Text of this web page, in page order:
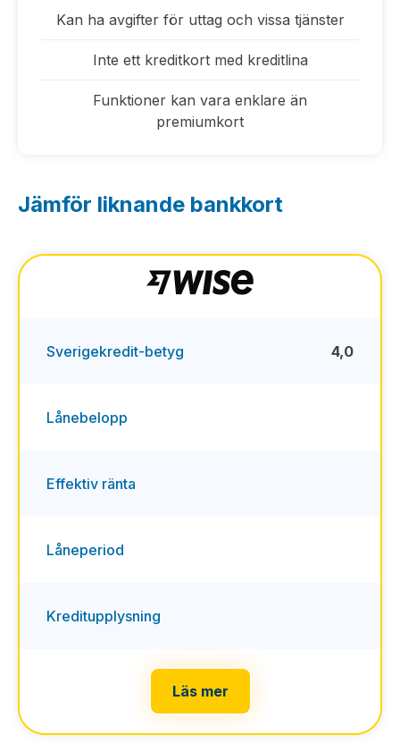
Kan ha avgifter för uttag och vissa tjänster
Inte ett kreditkort med kreditlina
Funktioner kan vara enklare än
premiumkort
Jämför liknande bankkort
Sverigekredit-betyg 4,0
Lånebelopp
Effektiv ränta
Låneperiod
Kreditupplysning
Läs mer